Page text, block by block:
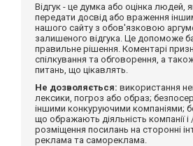
Відгук - це думка або оцінка людей,
передати досвід або враження
нашого сайту з обов'язковою
залишеного відгука. Це допоможе
правильне рішення. Коментарі
спілкування та обговорення, а
питань, що цікавлять.
Не дозволяється: використання
лексики, погроз або образ;
іншими конкуруючими компаніями;
що ображають діяльність компанії і /
розміщення посилань на сторонні
реклама та самореклама.